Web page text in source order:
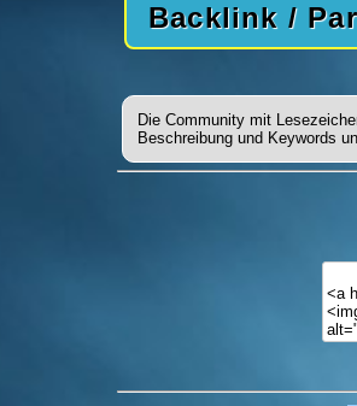
Backlink /
Die Community mit
Beschreibung und Keywords